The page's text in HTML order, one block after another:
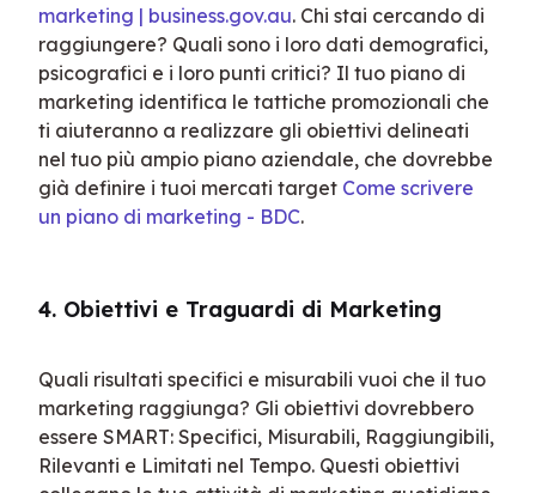
marketing | business.gov.au. Chi stai cercando di
raggiungere? Quali sono i loro dati demografici,
psicografici e i loro punti critici? Il tuo piano di
marketing identifica le tattiche promozionali che
ti aiuteranno a realizzare gli obiettivi delineati
nel tuo più ampio piano aziendale, che dovrebbe
già definire i tuoi mercati target Come scrivere
un piano di marketing - BDC.
4. Obiettivi e Traguardi di Marketing
Quali risultati specifici e misurabili vuoi che il tuo
marketing raggiunga? Gli obiettivi dovrebbero
essere SMART: Specifici, Misurabili, Raggiungibili,
Rilevanti e Limitati nel Tempo. Questi obiettivi